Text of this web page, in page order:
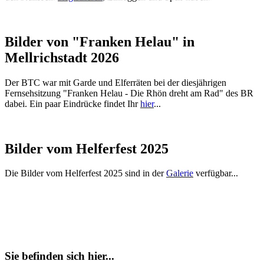
Bilder von "Franken Helau" in
Mellrichstadt 2026
Der BTC war mit Garde und Elferräten bei der diesjährigen
Fernsehsitzung "Franken Helau - Die Rhön dreht am Rad" des BR
dabei. Ein paar Eindrücke findet Ihrhier...
Bilder vom Helferfest 2025
Die Bilder vom Helferfest 2025 sind in derGalerie verfügbar...
Sie befinden sich hier...